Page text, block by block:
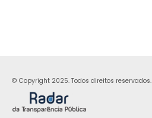
© Copyright 2025. Todos direitos reservados.